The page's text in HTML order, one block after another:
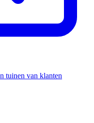
tuinen van klanten